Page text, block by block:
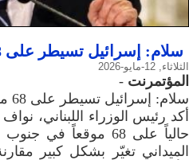
سلام: إسرائيل تسيطر على 68 موقعاً في جنوب لبنان
الثلاثاء, 12-مايو-2026
المؤتمرنت -
سلام: إسرائيل تسيطر على 68 موقعاً في جنوب لبنان
أكد رئيس الوزراء اللبناني،
حالياً على 68 موقعاً
الميداني تغيّر بشكل كبير